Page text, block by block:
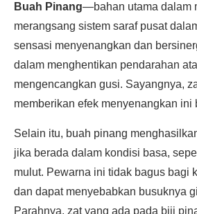
Buah Pinang—bahan utama dalam
merangsang sistem saraf pusat
sensasi menyenangkan dan
dalam menghentikan pendarahan
mengencangkan gusi. Sayangnya,
memberikan efek menyenangkan ini
Selain itu, buah pinang
jika berada dalam kondisi basa,
mulut. Pewarna ini tidak bagus bagi
dan dapat menyebabkan busuknya
Parahnya, zat yang ada pada biji